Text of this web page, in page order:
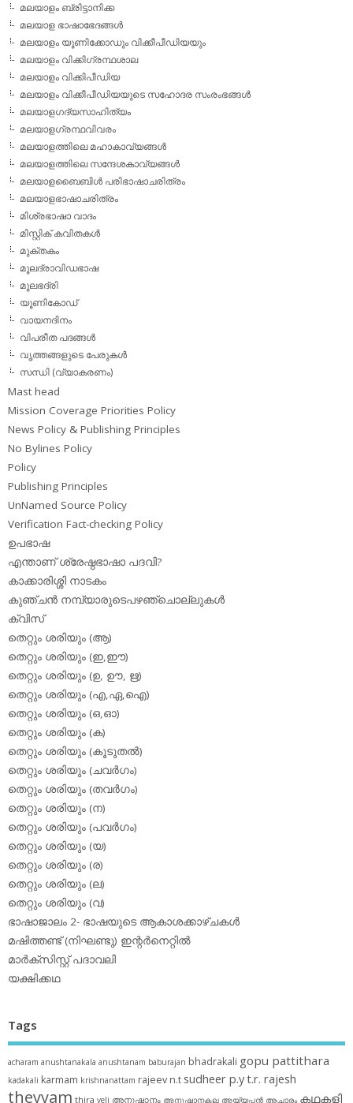
മലയാളം ബ്രിട്ടാനിക്ക
മലയാള ഭാഷാഭേദങ്ങള്‍
മലയാളം യൂണിക്കോഡും വിക്കീപീഡിയയും
മലയാളം വിക്കിഗ്രന്ഥശാല
മലയാളം വിക്കിപീഡിയ
മലയാളം വിക്കീപീഡിയയുടെ സഹോദര സംരംഭങ്ങള്‍
മലയാളഗദ്യസാഹിത്യം
മലയാളഗ്രന്ഥവിവരം
മലയാളത്തിലെ മഹാകാവ്യങ്ങള്‍
മലയാളത്തിലെ സന്ദേശകാവ്യങ്ങള്‍
മലയാളബൈബിള്‍ പരിഭാഷാചരിത്രം
മലയാളഭാഷാചരിത്രം
മിശ്രഭാഷാ വാദം
മിസ്റ്റിക് കവിതകള്‍
മുക്തകം
മൂലദ്രാവിഡഭാഷ
മൂലഭദ്രി
യൂണികോഡ്
വായനദിനം
വിപരീത പദങ്ങള്‍
വൃത്തങ്ങളുടെ പേരുകള്‍
സന്ധി (വ്യാകരണം)
Mast head
Mission Coverage Priorities Policy
News Policy & Publishing Principles
No Bylines Policy
Policy
Publishing Principles
UnNamed Source Policy
Verification Fact-checking Policy
ഉപഭാഷ
എന്താണ് ശ്രേഷ്ഠഭാഷാ പദവി?
കാക്കാരിശ്ശി നാടകം
കുഞ്ചന്‍ നമ്പ്യാരുടെപഴഞ്ചൊല്ലുകള്‍
ക്വിസ്
തെറ്റും ശരിയും (ആ)
തെറ്റും ശരിയും (ഇ,ഈ)
തെറ്റും ശരിയും (ഉ, ഊ, ഋ)
തെറ്റും ശരിയും (എ,ഏ,ഐ)
തെറ്റും ശരിയും (ഒ,ഓ)
തെറ്റും ശരിയും (ക)
തെറ്റും ശരിയും (കൂടുതല്‍)
തെറ്റും ശരിയും (ചവര്‍ഗം)
തെറ്റും ശരിയും (തവര്‍ഗം)
തെറ്റും ശരിയും (ന)
തെറ്റും ശരിയും (പവര്‍ഗം)
തെറ്റും ശരിയും (യ)
തെറ്റും ശരിയും (ര)
തെറ്റും ശരിയും (ല)
തെറ്റും ശരിയും (വ)
ഭാഷാജാലം 2- ഭാഷയുടെ ആകാശക്കാഴ്ചകള്‍
മഷിത്തണ്ട് (നിഘണ്ടു) ഇന്റര്‍നെറ്റില്‍
മാര്‍ക്‌സിസ്റ്റ് പദാവലി
യക്ഷിക്കഥ
Tags
acharam anushtanakala anushtanam baburajan bhadrakali gopu pattithara
kadakali karmam krishnanattam rajeev n.t sudheer p.yt.r. rajesh
theyyam thira veli അനുഷ്ഠാനം അനുഷ്ഠാനകല അയ്യപ്പന്‍ ആചാരം കഥകളി